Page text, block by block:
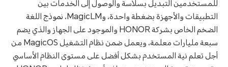
للمستخدمين التبديل بسلاسة والوصول إلى الخدمات بين
التطبيقات والأجهزة بضغطة واحدة، وMagicLM، نموذج اللغة
الضخم الخاص بشركة HONOR والموجود على الجهاز والذي يضم
سبعة مليارات معلمة، ويعمل ضمن نظام التشغيل MagicOS من
أجل تعلم نية المستخدم بشكل أفضل على مستوى النظام الأساسي